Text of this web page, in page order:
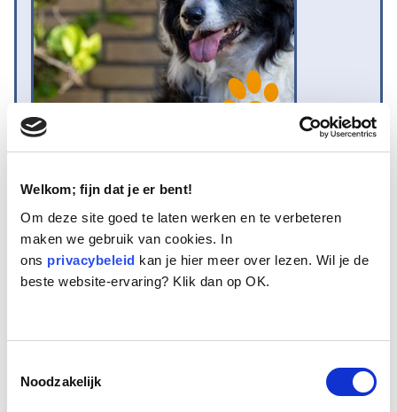
Welkom; fijn dat je er bent!
Om deze site goed te laten werken en te verbeteren
maken we gebruik van cookies. In
ons privacybeleid kan je hier meer over lezen. Wil je de
beste website-ervaring? Klik dan op OK.
Noodzakelijk
Leeftijd: 10
Ras/type: Border Collie
Geslacht: Reu
Reden opvang: Gezondheid eigenaar
Hoeveel dagen te gast geweest: 10 dagen
Dit is Floris. Een gecastreerde Border Collie reu van 10 jaar. Floris
woonde tot voor kort samen met zijn bejaarde eigenaar. Floris